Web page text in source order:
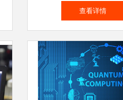
WAIC，人工智能应用
查看详情